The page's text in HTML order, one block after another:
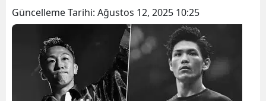
Güncelleme Tarihi: Ağustos 12, 2025 10:25